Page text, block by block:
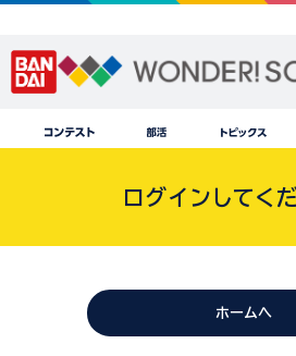
ログインしてく
ホームへ